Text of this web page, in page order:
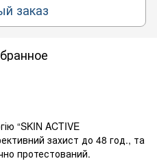
заказ
“SKIN ACTIVE
захист до 48 год., та
протестований.